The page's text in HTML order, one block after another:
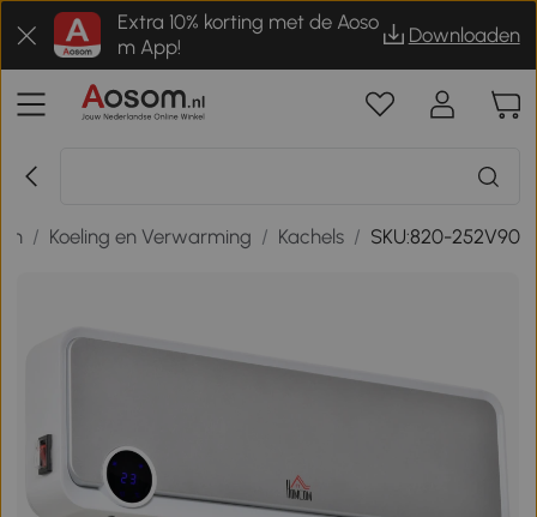
Extra 10% korting met de Aoso
m App!
Downloaden
/ Koeling en Verwarming / Kachels / SKU:820-252V90